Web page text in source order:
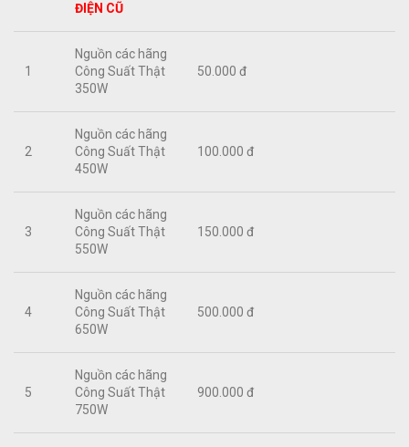
ĐIỆN CŨ
1
Nguồn các hãng
Công Suất Thật
350W
50.000 đ
2
Nguồn các hãng
Công Suất Thật
450W
100.000 đ
3
Nguồn các hãng
Công Suất Thật
550W
150.000 đ
4
Nguồn các hãng
Công Suất Thật
650W
500.000 đ
5
Nguồn các hãng
Công Suất Thật
750W
900.000 đ